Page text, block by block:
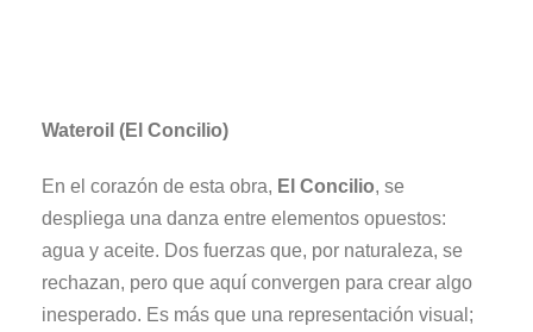
Wateroil (El Concilio)
En el corazón de esta obra, El Concilio, se
despliega una danza entre elementos opuestos:
agua y aceite. Dos fuerzas que, por naturaleza, se
rechazan, pero que aquí convergen para crear algo
inesperado. Es más que una representación visual;